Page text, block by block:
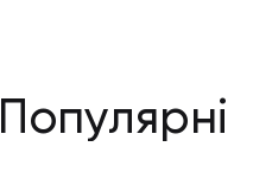
Популярні